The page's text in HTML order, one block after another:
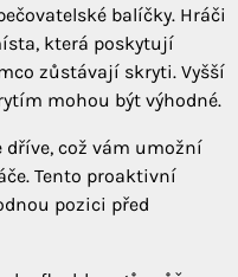
balíčky. Hráči
která poskytují
zůstávají skryti. Vyšší
mohou být výhodné.
dříve, což vám umožní
Tento proaktivní
pozici před